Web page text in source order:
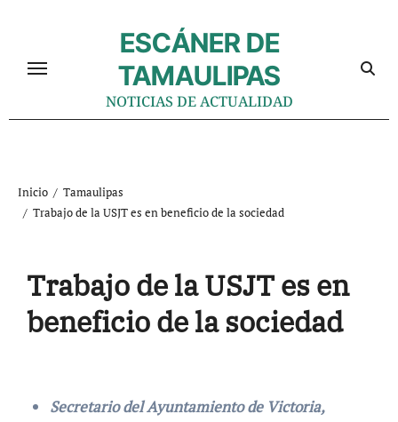
contenido
ESCÁNER DE
TAMAULIPAS
NOTICIAS DE ACTUALIDAD
Inicio
Tamaulipas
Trabajo de la USJT es en beneficio de la sociedad
Trabajo de la USJT es en
beneficio de la sociedad
Secretario del Ayuntamiento de Victoria,